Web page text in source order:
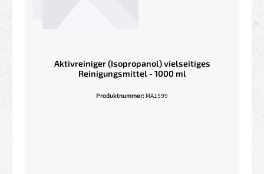
Aktivreiniger (Isopropanol) vielseitiges
Reinigungsmittel - 1000 ml
Produktnummer: MA1599